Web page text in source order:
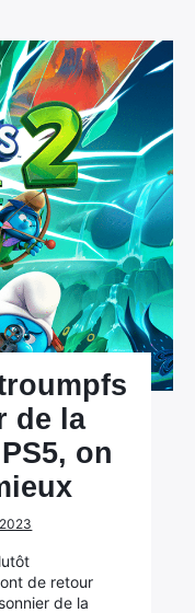
de la
on
de retour
de la